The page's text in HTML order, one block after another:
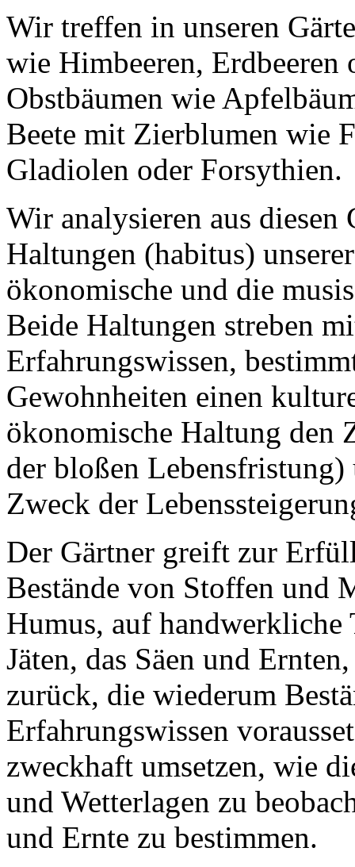
Wir treffen in unseren
wie Himbeeren, Erdbeeren
Obstbäumen wie
Beete mit Zierblumen wie
Gladiolen oder Forsythien.
Wir analysieren aus diesen
Haltungen (habitus)
ökonomische und die
Beide Haltungen streben
Erfahrungswissen,
Gewohnheiten einen
ökonomische Haltung den
der bloßen
Zweck der
Der Gärtner greift zur
Bestände von Stoffen und
Humus, auf handwerkliche
Jäten, das Säen und
zurück, die wiederum
Erfahrungswissen
zweckhaft umsetzen, wie
und Wetterlagen zu
und Ernte zu bestimmen.